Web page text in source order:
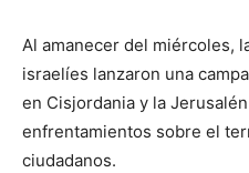
Al amanecer del miércoles,
israelíes lanzaron una
en Cisjordania y la
enfrentamientos sobre el
ciudadanos.